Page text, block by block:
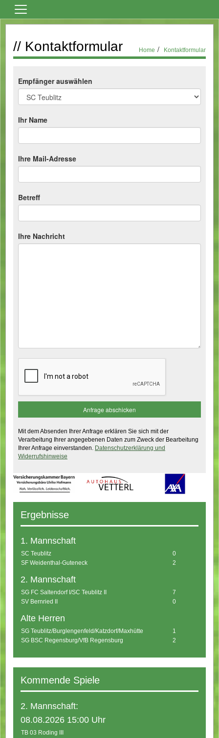
Vereinsnews
Tanzsport
Sportheim Mieten
Formulare
Bilder
Terminkalender
// Kontaktformular Home Kontaktformular
Empfänger auswählen
Ihr Name
Ihre Mail-Adresse
Betreff
Ihre Nachricht
Mit dem Absenden Ihrer Anfrage erklären Sie sich mit der
Verarbeitung Ihrer angegebenen Daten zum Zweck der Bearbeitung
Ihrer Anfrage einverstanden. Datenschutzerklärung und
Widerrufshinweise
Ergebnisse
1. Mannschaft
SC Teublitz
0
SF Weidenthal-Guteneck
2
2. Mannschaft
SG FC Saltendorf I/SC Teublitz II
7
SV Bernried II
0
Alte Herren
SG Teublitz/Burglengenfeld/Katzdorf/Maxhütte
1
SG BSC Regensburg/VfB Regensburg
2
Kommende Spiele
2. Mannschaft:
08.08.2026 15:00 Uhr
TB 03 Roding III